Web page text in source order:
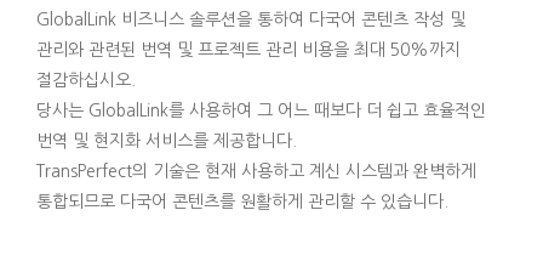
GlobalLink 비즈니스 솔루션을 통하여 다국어 콘텐츠 작성 및
관리와 관련된 번역 및 프로젝트 관리 비용을 최대 50%까지
절감하십시오.
당사는 GlobalLink를 사용하여 그 어느 때보다 더 쉽고 효율적인
번역 및 현지화 서비스를 제공합니다.
TransPerfect의 기술은 현재 사용하고 계신 시스템과 완벽하게
통합되므로 다국어 콘텐츠를 원활하게 관리할 수 있습니다.